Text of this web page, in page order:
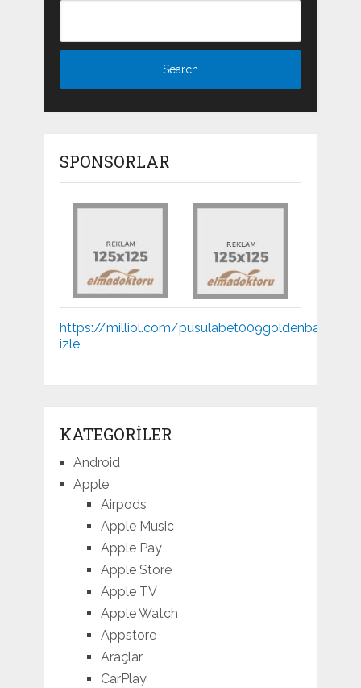
SPONSORLAR
Mp3
indir
https://milliol.com/pusulabet009goldenbahis009
izle
KATEGORILER
Android
Apple
Airpods
Apple Music
Apple Pay
Apple Store
Apple TV
Apple Watch
Appstore
Araçlar
CarPlay